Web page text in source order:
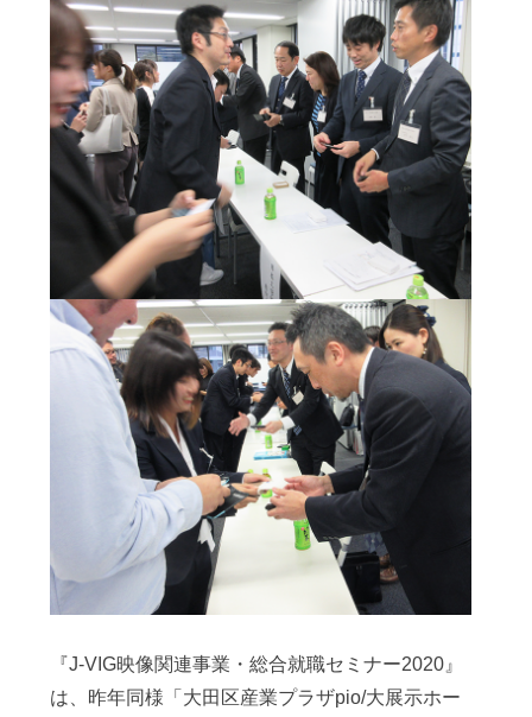
『J-VIG映像関連事業・総合就職セミナー2020』
は、昨年同様「大田区産業プラザpio/大展示ホー